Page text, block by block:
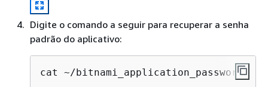
Digite o comando a seguir para recuperar a senha
padrão do aplicativo:
cat ~/bitnami_application_password